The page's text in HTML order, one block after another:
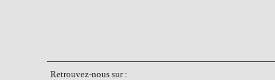
Retrouvez-nous sur :